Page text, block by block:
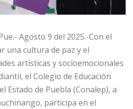
Agosto 9 del 2025.-Con el
una cultura de paz y el
artísticas y socioemocionales
el Colegio de Educación
Estado de Puebla (Conalep), a
participa en el